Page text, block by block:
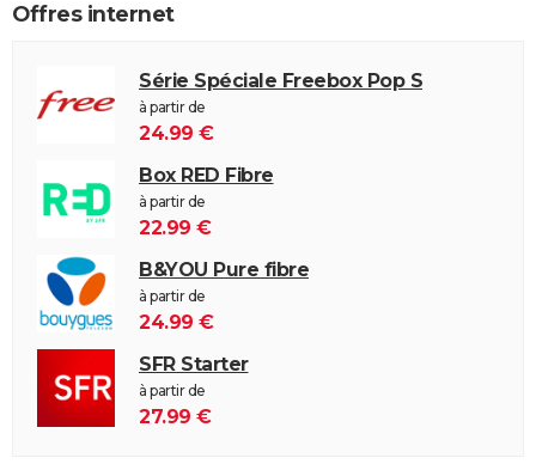
Offres internet
Série Spéciale Freebox Pop S
à partir de
24.99 €
Box RED Fibre
à partir de
22.99 €
B&YOU Pure fibre
à partir de
24.99 €
SFR Starter
à partir de
27.99 €